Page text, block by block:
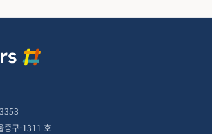
중구-1311 호